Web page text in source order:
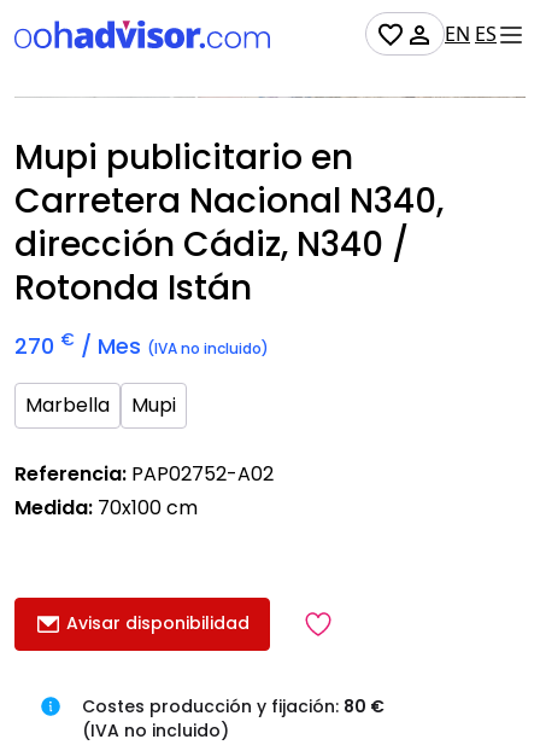
EN ES
No Disponible
Mupi publicitario en
Carretera Nacional N340,
dirección Cádiz, N340 /
Rotonda Istán
270 € / Mes (IVA no incluido)
Marbella Mupi
Referencia: PAP02752-A02
Medida: 70x100 cm
Avisar disponibilidad
Costes producción y fijación: 80 €
(IVA no incluido)